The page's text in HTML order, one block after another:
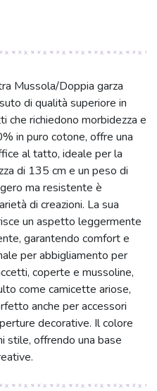
Mussola/Doppia garza
di qualità superiore in
richiedono morbidezza e
in puro cotone, offre una
al tatto, ideale per la
di 135 cm e un peso di
ma resistente è
di creazioni. La sua
un aspetto leggermente
garantendo comfort e
per abbigliamento per
coperte e mussoline,
come camicette ariose,
anche per accessori
decorative. Il colore
stile, offrendo una base